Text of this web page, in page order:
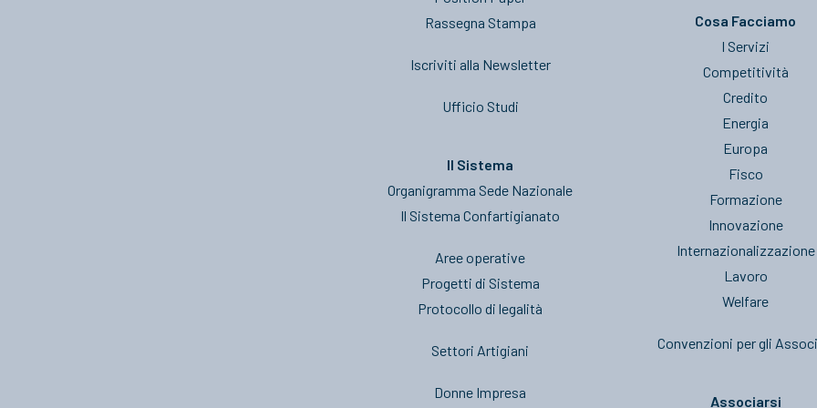
Rassegna Stampa
Iscriviti alla Newsletter
Ufficio Studi
Il Sistema
Organigramma Sede Nazionale
Il Sistema Confartigianato
Aree operative
Progetti di Sistema
Protocollo di legalità
Settori Artigiani
Donne Impresa
Cosa Facciamo
I Servizi
Competitività
Credito
Energia
Europa
Fisco
Formazione
Innovazione
Internazionalizzazione
Lavoro
Welfare
Convenzioni per gli
Associarsi